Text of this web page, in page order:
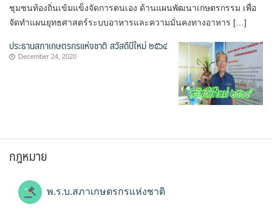
ชุมชนท้องถิ่นเข้มแข็งจัดการตนเอง ด้านแผนพัฒนาเกษตรกรรม เพื่อ
จัดทำแผนยุทธศาสตร์ระบบอาหารและความมั่นคงทางอาหาร […]
ประธานสภาเกษตรกรแห่งชาติ สวัสดีปีใหม่ ๒๕๖๔
December 24, 2020
กฎหมาย
พ.ร.บ.สภาเกษตรกรแห่งชาติ